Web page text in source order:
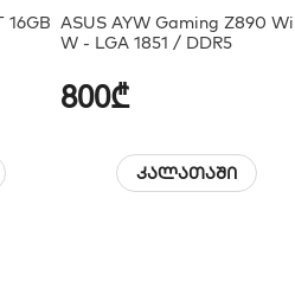
16GB ASUS AYW Gaming Z890
W - LGA 1851 / DDR5
800₾
კალათაში